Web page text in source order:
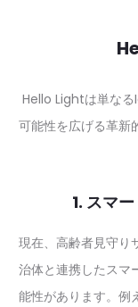
Hello Lightは単なる
可能性を広げる革新
1. スマ
現在、高齢者見守り
治体と連携したスマ
能性があります。例